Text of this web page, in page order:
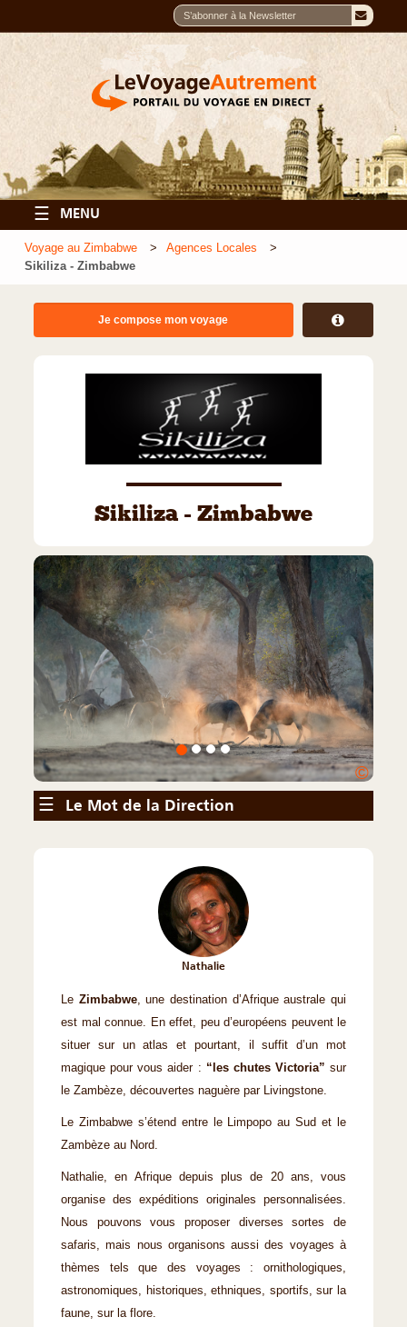
☰ MENU
Voyage au Zimbabwe
Agences Locales
Sikiliza - Zimbabwe
Je compose mon voyage
Sikiliza - Zimbabwe
©
☰
Le Mot de la Direction
Nathalie
Le Zimbabwe, une destination d’Afrique australe qui
est mal connue. En effet, peu d’européens peuvent le
situer sur un atlas et pourtant, il suffit d’un mot
magique pour vous aider : “les chutes Victoria” sur
le Zambèze, découvertes naguère par Livingstone.
Le Zimbabwe s’étend entre le Limpopo au Sud et le
Zambèze au Nord.
Nathalie, en Afrique depuis plus de 20 ans, vous
organise des expéditions originales personnalisées.
Nous pouvons vous proposer diverses sortes de
safaris, mais nous organisons aussi des voyages à
thèmes tels que des voyages : ornithologiques,
astronomiques, historiques, ethniques, sportifs, sur la
faune, sur la flore.